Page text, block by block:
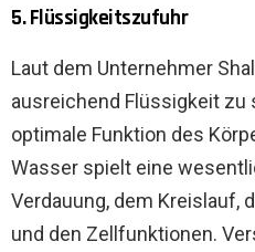
5. Flüssigkeitszufuhr
Laut dem Unternehmer
ausreichend Flüssigkeit zu
optimale Funktion des
Wasser spielt eine
Verdauung, dem Kreislauf,
und den Zellfunktionen.